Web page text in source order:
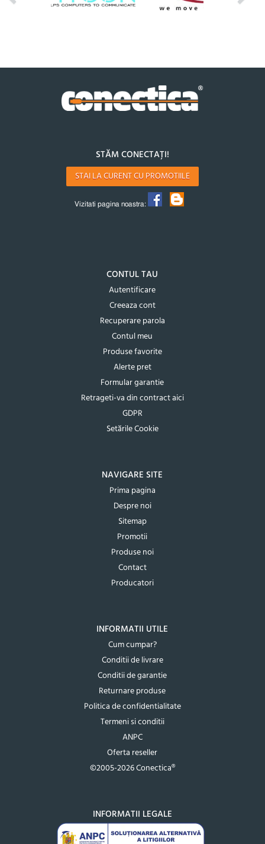
STĂM CONECTAȚI!
STAI LA CURENT CU PROMOTIILE
Vizitati pagina noastra:
CONTUL TAU
Autentificare
Creeaza cont
Recuperare parola
Contul meu
Produse favorite
Alerte pret
Formular garantie
Retrageti-va din contract aici
GDPR
Setările Cookie
NAVIGARE SITE
Prima pagina
Despre noi
Sitemap
Promotii
Produse noi
Contact
Producatori
INFORMATII UTILE
Cum cumpar?
Conditii de livrare
Conditii de garantie
Returnare produse
Politica de confidentialitate
Termeni si conditii
ANPC
Oferta reseller
©2005-2026 Conectica®
INFORMATII LEGALE